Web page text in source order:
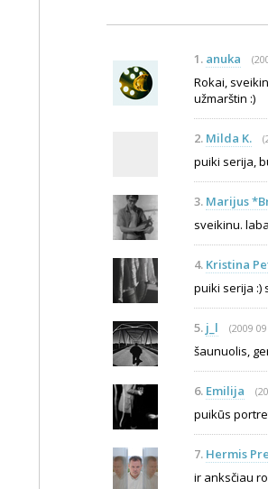
1. anuka
Rokai,
užmarštin :)
2. Milda K.
puiki serija,
3. Marijus
sveikinu.
4. Kristina
puiki serija :)
5. j_l (2009
šaunuolis,
6. Emilija
puikūs
7. Hermis
ir anksčiau